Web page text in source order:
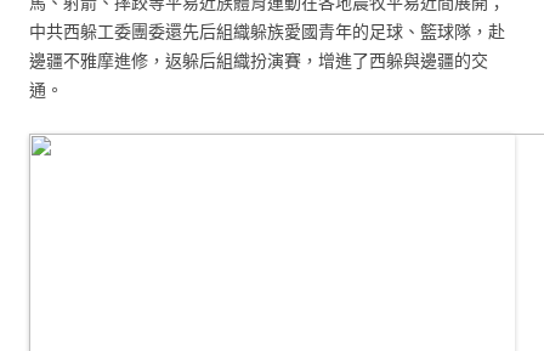
中共西躲工委團委還先后組織躲族愛國青年的足球、籃球隊，赴
邊疆不雅摩進修，返躲后組織扮演賽，增進了西躲與邊疆的交
通。